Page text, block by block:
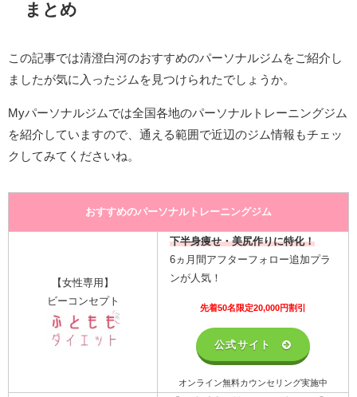
まとめ
この記事では清澄白河のおすすめのパーソナルジムをご紹介し
ましたが気に入ったジムを見つけられたでしょうか。
Myパーソナルジムでは全国各地のパーソナルトレーニングジム
を紹介していますので、通える範囲で近辺のジム情報もチェッ
クしてみてくださいね。
おすすめのパーソナルトレーニングジム
【女性専用】
ビーコンセプト
下半身痩せ・美尻作りに特化！
6ヵ月間アフターフォロー追加プラ
ンが人気！
先着50名限定20,000円割引
公式サイト
オンライン無料カウンセリング実施中